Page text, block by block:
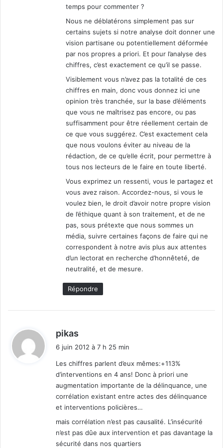
temps pour commenter ?
Nous ne déblatérons simplement pas sur
certains sujets si notre analyse doit donner une
vision partisane ou potentiellement déformée
par nos propres a priori. Et pour l’analyse des
chiffres, c’est exactement ce qu’il se passe.
Visiblement vous n’avez pas la totalité de ces
chiffres en main, donc vous donnez ici une
opinion très tranchée, sur la base d’éléments
que vous ne maîtrisez pas encore, ou pas
suffisamment pour être réellement certain de
ce que vous suggérez. C’est exactement cela
que nous voulons éviter au niveau de la
rédaction, de ce qu’elle écrit, pour permettre à
tous nos lecteurs de le faire en toute liberté.
Vous exprimez un ressenti, vous le partagez et
vous avez raison. Accordez-nous, si vous le
voulez bien, le droit d’avoir notre propre vision
de l’éthique quant à son traitement, et de ne
pas, sous prétexte que nous sommes un
média, suivre certaines façons de faire qui ne
correspondent à notre avis plus aux attentes
d’un lectorat en recherche d’honnêteté, de
neutralité, et de mesure.
Répondre
pikas
:
6 juin 2012 à 7 h 25 min
Les chiffres parlent d’eux mêmes:+113%
d’interventions en 4 ans! Donc à priori une
augmentation importante de la délinquance, une
corrélation existant entre actes des délinquance
et interventions policières…
mais corrélation n’est pas causalité. L’insécurité
n’est pas dûe aux intervention et pas davantage la
sécurité dans nos quartiers